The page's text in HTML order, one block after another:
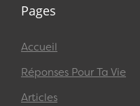
Pages
Accueil
Réponses Pour Ta Vie
Articles